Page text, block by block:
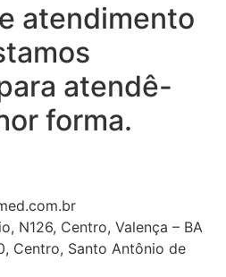
atendimento
atendê-
forma.
N126, Centro, Valença – BA
Centro, Santo Antônio de